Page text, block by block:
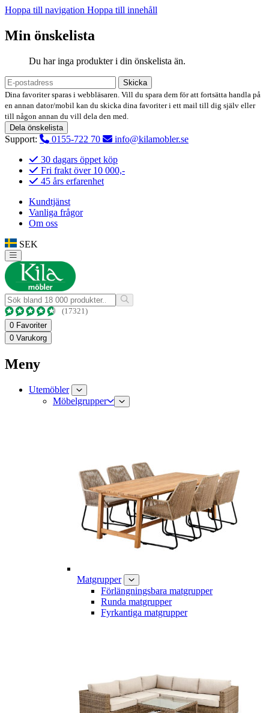
Hoppa till navigation Hoppa till innehåll
Min önskelista
Du har inga produkter i din önskelista än.
Skicka
Dina favoriter sparas i webbläsaren. Vill du spara dem för att fortsätta handla på
en annan dator/mobil kan du skicka dina favoriter i ett mail till dig själv eller
till någon annan du vill dela den med.
Dela önskelista
Support: 0155-722 70
info@kilamobler.se
30 dagars öppet köp
Fri frakt över 10 000,-
45 års erfarenhet
Kundtjänst
Vanliga frågor
Om oss
SEK
(17321)
0 Favoriter
0 Varukorg
Meny
Utemöbler
Möbelgrupper
Matgrupper
Förlängningsbara matgrupper
Runda matgrupper
Fyrkantiga matgrupper